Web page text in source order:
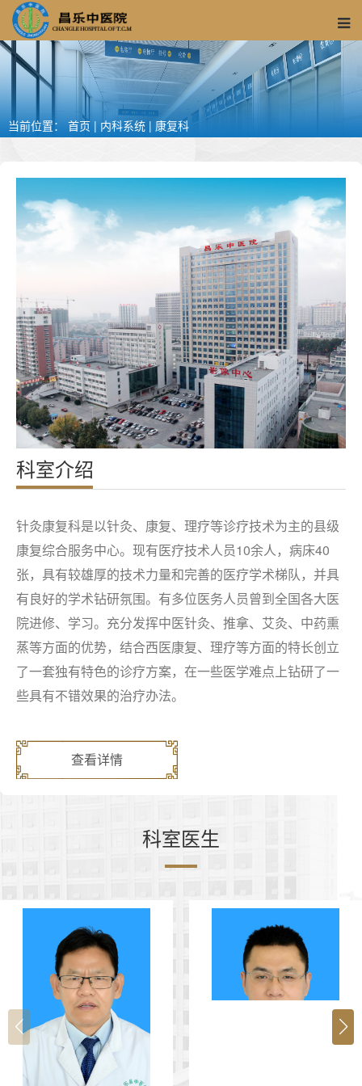
当前位置： 首页 | 内科系统 | 康复科
科室介绍
针灸康复科是以针灸、康复、理疗等诊疗技术为主的县级
康复综合服务中心。现有医疗技术人员10余人，病床40
张，具有较雄厚的技术力量和完善的医疗学术梯队，并具
有良好的学术钻研氛围。有多位医务人员曾到全国各大医
院进修、学习。充分发挥中医针灸、推拿、艾灸、中药熏
蒸等方面的优势，结合西医康复、理疗等方面的特长创立
了一套独有特色的诊疗方案，在一些医学难点上钻研了一
些具有不错效果的治疗办法。
查看详情
科室医生